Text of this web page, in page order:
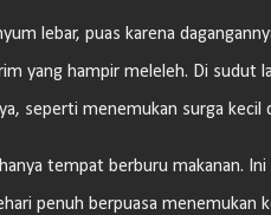
lebar, puas karena
yang hampir meleleh. Di sudut
seperti menemukan surga kecil
tempat berburu makanan.
penuh berpuasa menemukan